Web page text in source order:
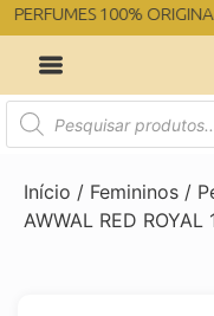
100% ORIGINAIS
Início / Femininos /
AWWAL RED